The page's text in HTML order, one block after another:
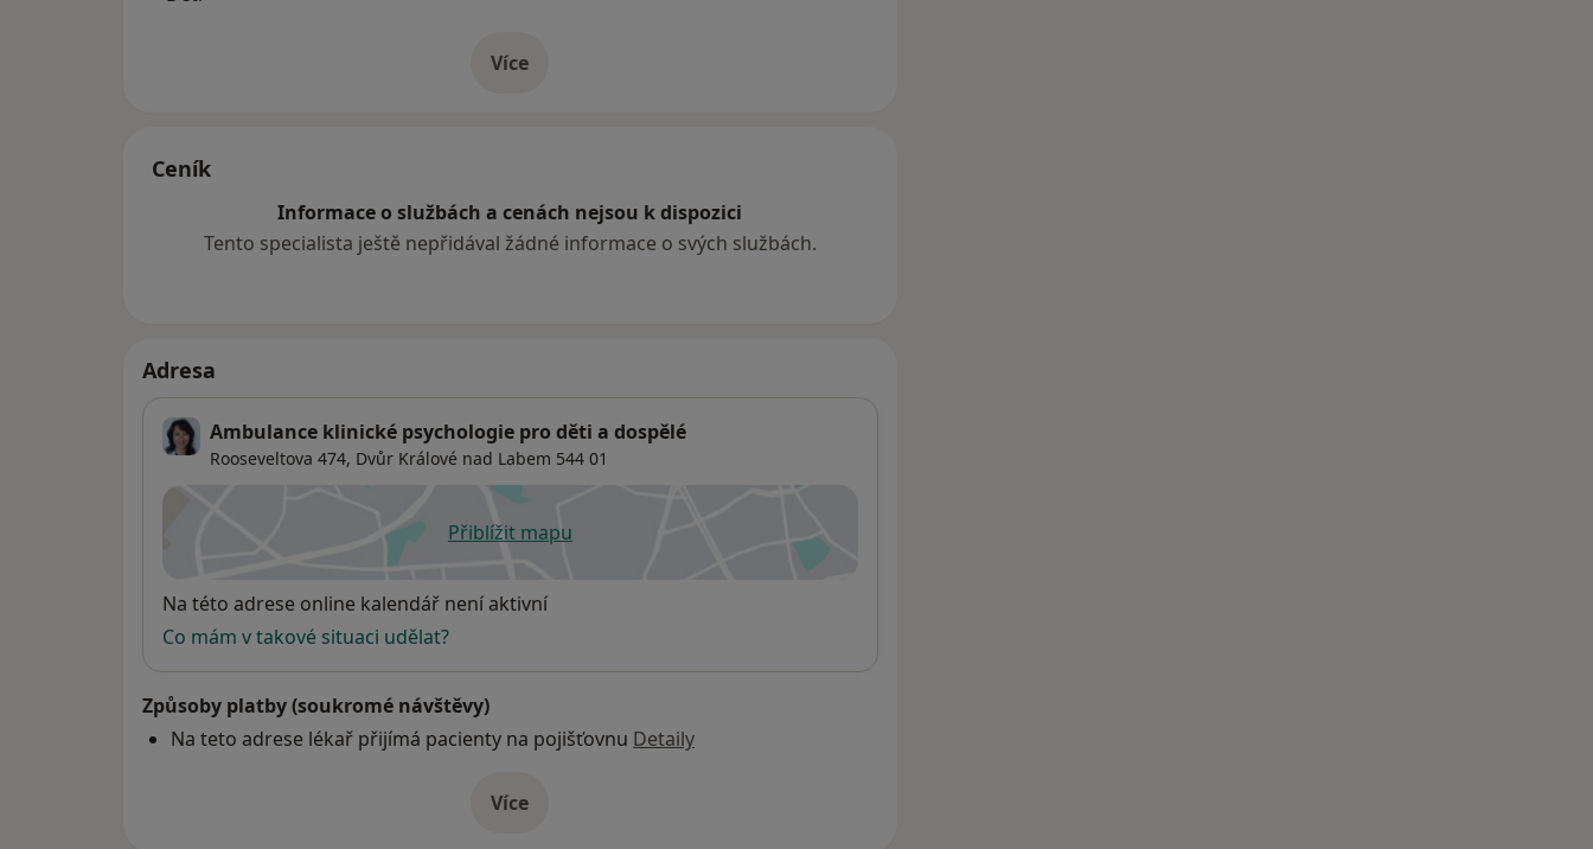
Víceo zkušenostech
Ceník
Informace o službách a cenách nejsou k dispozici
Tento specialista ještě nepřidával žádné informace o svých službách.
Adresa
Ambulance klinické psychologie pro děti a dospělé
Rooseveltova 474, Dvůr Králové nad Labem 544 01
Přiblížit mapuse otevře v nové záložce
Dostupnost
Na této adrese online kalendář není aktivní
Co mám v takové situaci udělat?
Způsoby platby (soukromé návštěvy)
Na teto adrese lékař přijímá pacienty na pojišťovnu Detaily
Víceo adrese